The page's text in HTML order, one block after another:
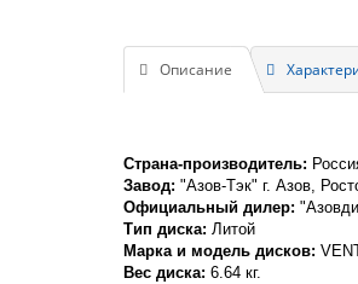
Описание
Страна-производитель:
Завод: "Азов-Тэк" г. Азов,
Официальный дилер:
Тип диска: Литой
Марка и модель дисков:
Вес диска: 6.64 кг.